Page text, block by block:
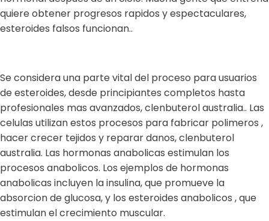
quiere obtener progresos rapidos y espectaculares,
esteroides falsos funcionan..
Se considera una parte vital del proceso para usuarios
de esteroides, desde principiantes completos hasta
profesionales mas avanzados, clenbuterol australia.. Las
celulas utilizan estos procesos para fabricar polimeros ,
hacer crecer tejidos y reparar danos, clenbuterol
australia. Las hormonas anabolicas estimulan los
procesos anabolicos. Los ejemplos de hormonas
anabolicas incluyen la insulina, que promueve la
absorcion de glucosa, y los esteroides anabolicos , que
estimulan el crecimiento muscular.